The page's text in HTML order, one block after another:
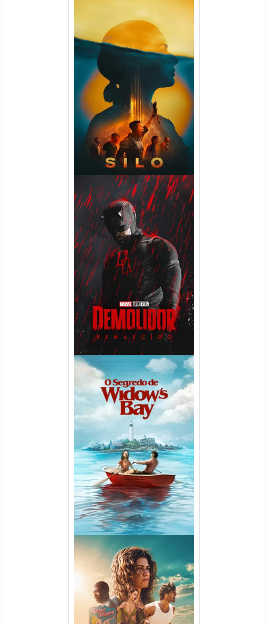
Silo 2ª Temporada (2024)
WEB-DL 1080p Dual Áudio
Demolidor: Renascido 2ª
Temporada (2026) WEB-DL
1080p Dual Áudio
O Segredo de Widow’s Bay
1ª Temporada Torrent (2026)
WEB-DL 1080p Dual Áudio
Euphoria 3ª Temporada